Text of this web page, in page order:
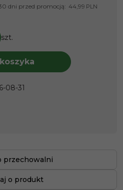
dni przed promocją: 44,99 PLN
szt.
08-31
przechowalni
o produkt